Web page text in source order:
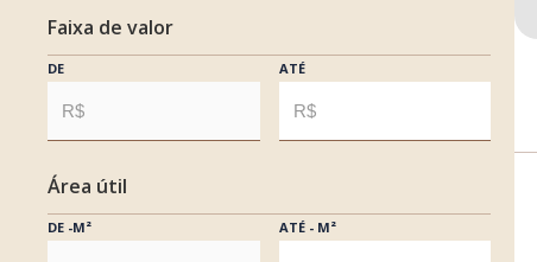
APARTAMENTO
CASA
CASA EM CONDOMÍNIO
COBERTURA
Faixa de valor
DE ATÉ
Área útil
DE -M² ATÉ - M²